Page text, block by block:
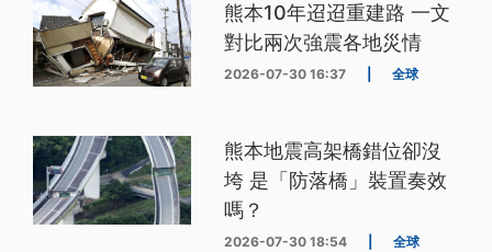
熊本10年迢迢重建路 一文
對比兩次強震各地災情
2026-07-30 16:37 全球
熊本地震高架橋錯位卻沒
垮 是「防落橋」裝置奏效
嗎？
2026-07-30 18:54 全球